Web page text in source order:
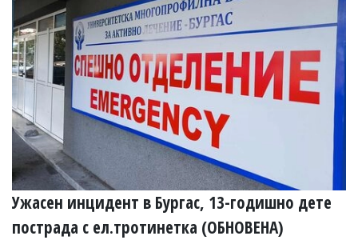
Ужасен инцидент в Бургас, 13-годишно дете
пострада с ел.тротинетка (ОБНОВЕНА)